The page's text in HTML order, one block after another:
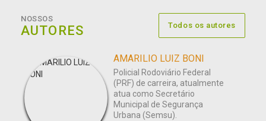
NOSSOS
AUTORES Todos os autores
AMARILIO LUIZ BONI
Policial Rodoviário Federal
(PRF) de carreira, atualmente
atua como Secretário
Municipal de Segurança
Urbana (Semsu).